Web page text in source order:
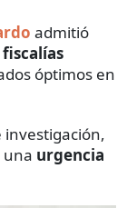
admitió
óptimos en
una urgencia